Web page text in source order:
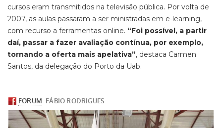
cursos eram transmitidos na televisão pública. Por volta de
2007, as aulas passaram a ser ministradas em e-learning,
com recurso a ferramentas online. “Foi possível, a partir
daí, passar a fazer avaliação contínua, por exemplo,
tornando a oferta mais apelativa”, destaca Carmen
Santos, da delegação do Porto da Uab.